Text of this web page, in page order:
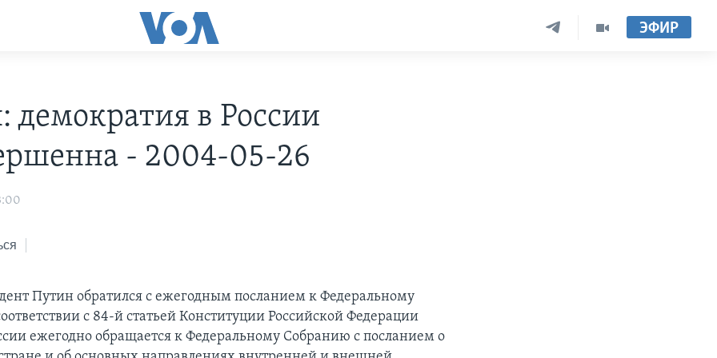
ЭФИР
демократия в России
- 2004-05-26
Путин обратился с ежегодным посланием к Федеральному
с 84-й статьей Конституции Российской Федерации
ежегодно обращается к Федеральному Собранию с посланием о